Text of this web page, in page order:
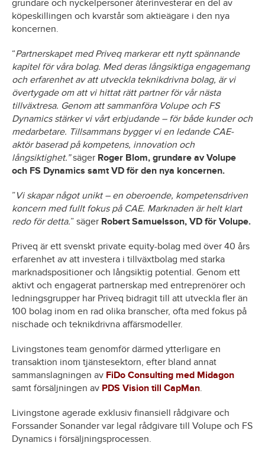
grundare och nyckelpersoner återinvesterar en del av
köpeskillingen och kvarstår som aktieägare i den nya
koncernen.
“Partnerskapet med Priveq markerar ett nytt spännande
kapitel för våra bolag. Med deras långsiktiga engagemang
och erfarenhet av att utveckla teknikdrivna bolag, är vi
övertygade om att vi hittat rätt partner för vår nästa
tillväxtresa. Genom att sammanföra Volupe och FS
Dynamics stärker vi vårt erbjudande – för både kunder och
medarbetare. Tillsammans bygger vi en ledande CAE-
aktör baserad på kompetens, innovation och
långsiktighet.”säger Roger Blom, grundare av Volupe
och FS Dynamics samt VD för den nya koncernen.
”Vi skapar något unikt – en oberoende, kompetensdriven
koncern med fullt fokus på CAE. Marknaden är helt klart
redo för detta.” säger Robert Samuelsson, VD för Volupe.
Priveq är ett svenskt private equity-bolag med över 40 års
erfarenhet av att investera i tillväxtbolag med starka
marknadspositioner och långsiktig potential. Genom ett
aktivt och engagerat partnerskap med entreprenörer och
ledningsgrupper har Priveq bidragit till att utveckla fler än
100 bolag inom en rad olika branscher, ofta med fokus på
nischade och teknikdrivna affärsmodeller.
Livingstones team genomför därmed ytterligare en
transaktion inom tjänstesektorn, efter bland annat
sammanslagningen av FiDo Consulting med Midagon
samt försäljningen av PDS Vision till CapMan.
Livingstone agerade exklusiv finansiell rådgivare och
Forssander Sonander var legal rådgivare till Volupe och FS
Dynamics i försäljningsprocessen.